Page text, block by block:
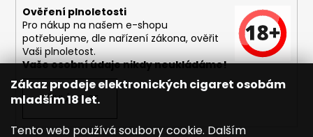
Zákaz prodeje elektronických cigaret osobám
mladším 18 let.
Tento web používá soubory cookie. Dalším
Ověření plnoletosti
Pro nákup na našem e-shopu
potřebujeme, dle nařízení zákona, ověřit
Vaši plnoletost.
Vaše osobní údaje nikdy neukládáme!
PŘIHLÁSIT SE